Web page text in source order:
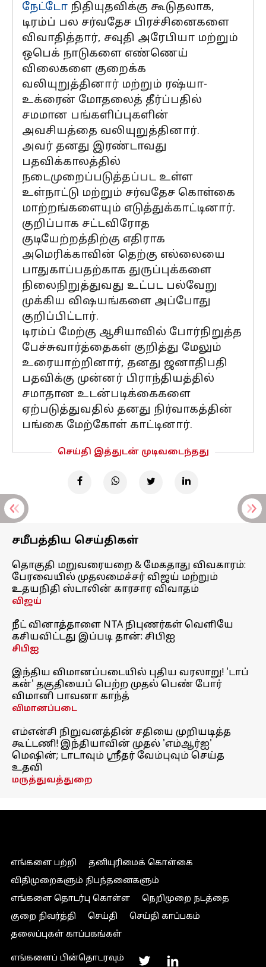
நேட்டோ நிதியுதவிக்கு கூடுதலாக,
டிரம்ப் பல சர்வதேச பிரச்சினைகளை
விவாதித்தார், சவுதி அரேபியா மற்றும்
ஒபெக் நாடுகளை எண்ணெய்
விலைகளை குறைக்க
வலியுறுத்தினார் மற்றும் ரஷ்யா-
உக்ரைன் மோதலைத் தீர்ப்பதில்
சமமான பங்களிப்புகளின்
அவசியத்தை வலியுறுத்தினார்.
அவர் தனது இரண்டாவது
பதவிக்காலத்தில்
நடைமுறைப்படுத்தப்பட உள்ள
உள்நாட்டு மற்றும் சர்வதேச கொள்கை
மாற்றங்களையும் எடுத்துக்காட்டினார்.
குறிப்பாக சட்டவிரோத
குடியேற்றத்திற்கு எதிராக
அமெரிக்காவின் தெற்கு எல்லையை
பாதுகாப்பதற்காக துருப்புக்களை
நிலைநிறுத்துவது உட்பட பல்வேறு
முக்கிய விஷயங்களை அப்போது
குறிப்பிட்டார்.
டிரம்ப் மேற்கு ஆசியாவில் போர்நிறுத்த
பேச்சுவார்த்தைகள் குறித்து மேலும்
உரையாற்றினார், தனது ஜனாதிபதி
பதவிக்கு முன்னர் பிராந்தியத்தில்
சமாதான உடன்படிக்கைகளை
ஏற்படுத்துவதில் தனது நிர்வாகத்தின்
பங்கை மேற்கோள் காட்டினார்.
செய்தி இத்துடன் முடிவடைந்தது
சமீபத்திய செய்திகள்
தொகுதி மறுவரையறை & மேகதாது விவகாரம்:
பேரவையில் முதலமைச்சர் விஜய் மற்றும்
உதயநிதி ஸ்டாலின் காரசார விவாதம்
விஜய்
நீட் வினாத்தாளை NTA நிபுணர்கள் வெளியே
கசியவிட்டது இப்படி தான்: சிபிஐ
சிபிஐ
இந்திய விமானப்படையில் புதிய வரலாறு! 'டாப்
கன்' தகுதியைப் பெற்ற முதல் பெண் போர்
விமானி பாவனா காந்த்
விமானப்படை
எம்என்சி நிறுவனத்தின் சதியை முறியடித்த
கூட்டணி! இந்தியாவின் முதல் 'எம்ஆர்ஐ'
மெஷின்; டாடாவும் ஸ்ரீதர் வேம்புவும் செய்த
உதவி
மருத்துவத்துறை
எங்களை பற்றி
தனியுரிமைக் கொள்கை
விதிமுறைகளும் நிபந்தனைகளும்
எங்களை தொடர்பு கொள்ள
நெறிமுறை நடத்தை
குறை நிவர்த்தி
செய்தி
செய்தி காப்பகம்
தலைப்புகள் காப்பகங்கள்
எங்களைப் பின்தொடரவும்